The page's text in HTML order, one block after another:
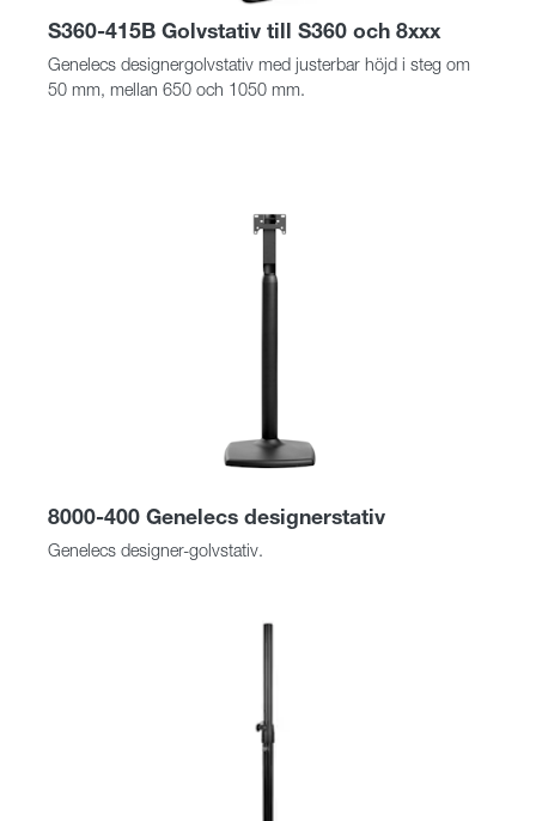
S360-415B Golvstativ till S360 och 8xxx
Genelecs designergolvstativ med justerbar höjd i steg om
50 mm, mellan 650 och 1050 mm.
8000-400 Genelecs designerstativ
Genelecs designer-golvstativ.